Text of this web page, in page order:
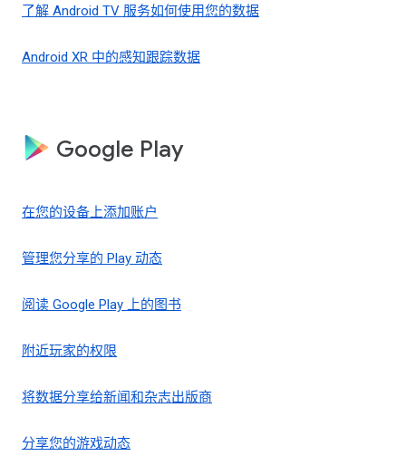
了解 Android TV 服务如何使用您的数据
Android XR 中的感知跟踪数据
Google Play
在您的设备上添加账户
管理您分享的 Play 动态
阅读 Google Play 上的图书
附近玩家的权限
将数据分享给新闻和杂志出版商
分享您的游戏动态